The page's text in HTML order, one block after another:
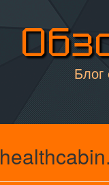
Блог